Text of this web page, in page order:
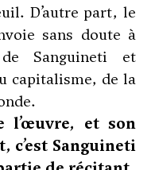
D’autre part, le
sans doute à
de Sanguineti et
capitalisme, de la
l’œuvre, et son
c’est Sanguineti